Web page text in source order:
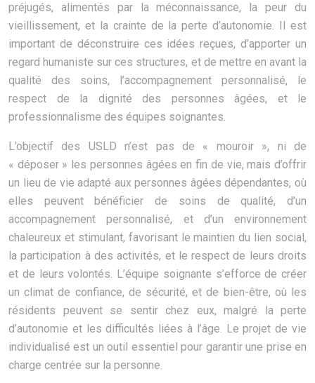
préjugés, alimentés par la méconnaissance, la peur du
vieillissement, et la crainte de la perte d’autonomie. Il est
important de déconstruire ces idées reçues, d’apporter un
regard humaniste sur ces structures, et de mettre en avant la
qualité des soins, l’accompagnement personnalisé, le
respect de la dignité des personnes âgées, et le
professionnalisme des équipes soignantes.
L’objectif des USLD n’est pas de « mouroir », ni de
« déposer » les personnes âgées en fin de vie, mais d’offrir
un lieu de vie adapté aux personnes âgées dépendantes, où
elles peuvent bénéficier de soins de qualité, d’un
accompagnement personnalisé, et d’un environnement
chaleureux et stimulant, favorisant le maintien du lien social,
la participation à des activités, et le respect de leurs droits
et de leurs volontés. L’équipe soignante s’efforce de créer
un climat de confiance, de sécurité, et de bien-être, où les
résidents peuvent se sentir chez eux, malgré la perte
d’autonomie et les difficultés liées à l’âge. Le projet de vie
individualisé est un outil essentiel pour garantir une prise en
charge centrée sur la personne.